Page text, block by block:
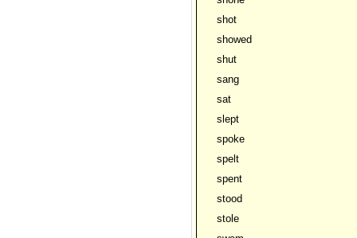
shot
showed
shut
sang
sat
slept
spoke
spelt
spent
stood
stole